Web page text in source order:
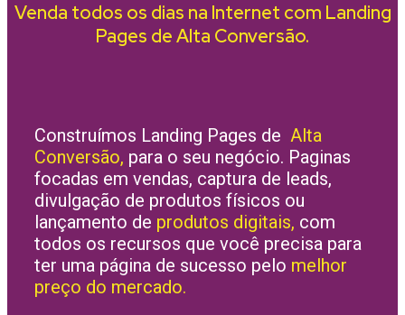
Venda todos os dias na Internet com Landing
Pages de Alta Conversão.
Construímos Landing Pages de Alta
Conversão, para o seu negócio. Paginas
focadas em vendas, captura de leads,
divulgação de produtos físicos ou
lançamento de produtos digitais, com
todos os recursos que você precisa para
ter uma página de sucesso pelo melhor
preço do mercado.